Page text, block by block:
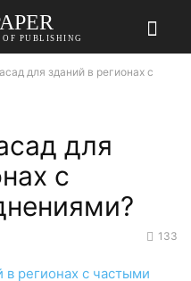
PUBLISHING
для зданий в регионах с
для
с
133